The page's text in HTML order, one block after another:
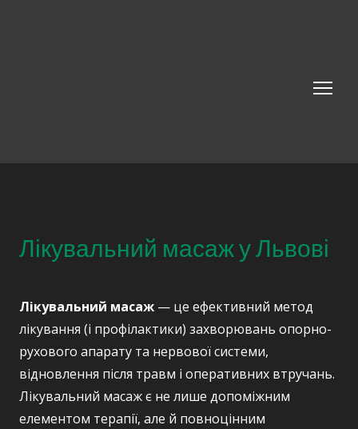
Лікувальний масаж у Львові
Лікувальний масаж — це ефективний метод
лікування (і профілактики) захворювань опорно-
рухового апарату та нервової системи,
відновлення після травм і оперативних втручань.
Лікувальний масаж є не лише допоміжним
елементом терапії, але й повноцінним